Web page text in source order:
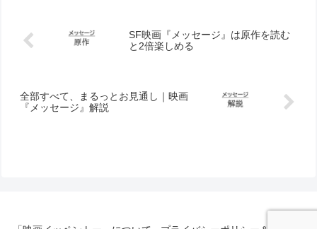
SF映画『メッセージ』は原作を読む
と2倍楽しめる
全部すべて、まるっとお見通し｜映画
『メッセージ』解説